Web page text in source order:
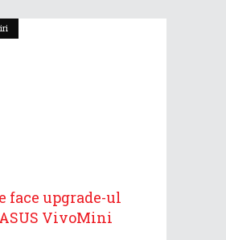
face upgrade-ul
VivoMini